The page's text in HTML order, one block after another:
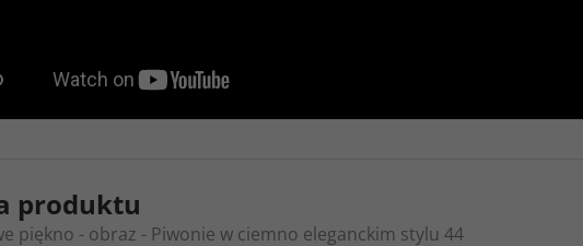
produktu
piękno - obraz - Piwonie w ciemno eleganckim stylu 44